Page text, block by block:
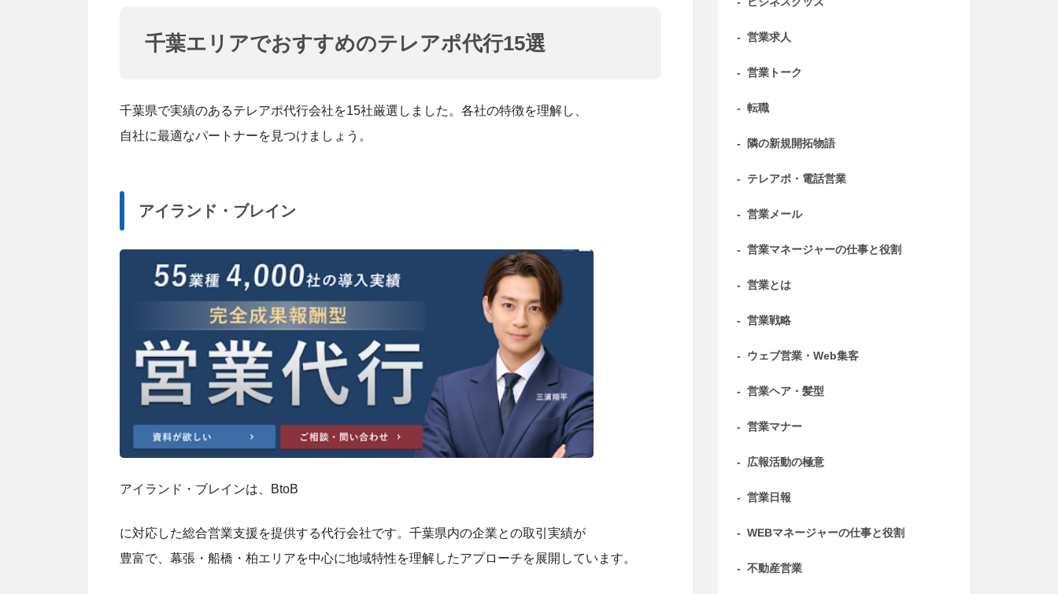
千葉エリアでおすすめのテレアポ代行15選
千葉県で実績のあるテレアポ代行会社を15社厳選しました。各社の特徴を理解し、
自社に最適なパートナーを見つけましょう。
アイランド・ブレイン
アイランド・ブレインは、BtoB
に対応した総合営業支援を提供する代行会社です。千葉県内の企業との取引実績が
豊富で、幕張・船橋・柏エリアを中心に地域特性を理解したアプローチを展開しています。
- 営業求人
- 営業トーク
- 転職
- 隣の新規開拓物語
- テレアポ・電話営業
- 営業メール
- 営業マネージャーの仕事と役割
- 営業とは
- 営業戦略
- ウェブ営業・Web集客
- 営業ヘア・髪型
- 営業マナー
- 広報活動の極意
- 営業日報
- WEBマネージャーの仕事と役割
- 不動産営業